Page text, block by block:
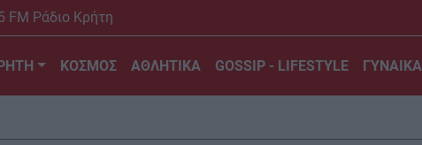
FM Ράδιο Κρήτη
ΚΟΣΜΟΣ ΑΘΛΗΤΙΚΑ GOSSIP - LIFESTYLE ΓΥΝΑΙΚΑ